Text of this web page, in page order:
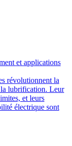
et applications
révolutionnent la
la lubrification. Leur
et leurs
électrique sont